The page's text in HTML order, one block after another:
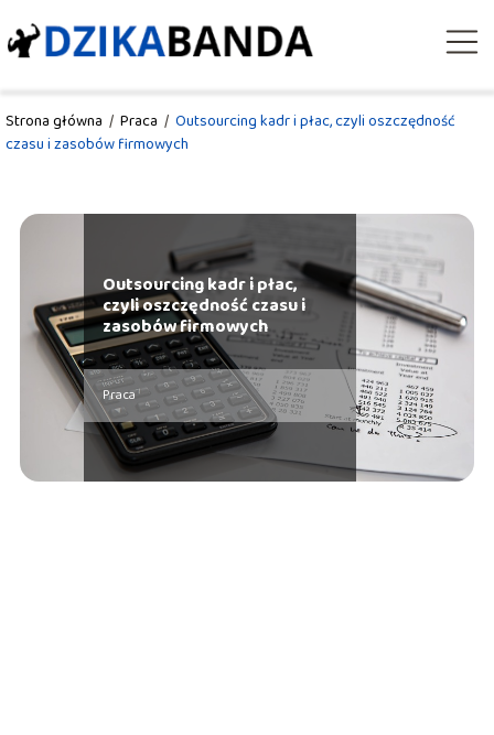
Strona główna / Praca / Outsourcing kadr i płac, czyli oszczędność
czasu i zasobów firmowych
Outsourcing kadr i płac,
czyli oszczędność czasu i
zasobów firmowych
Praca